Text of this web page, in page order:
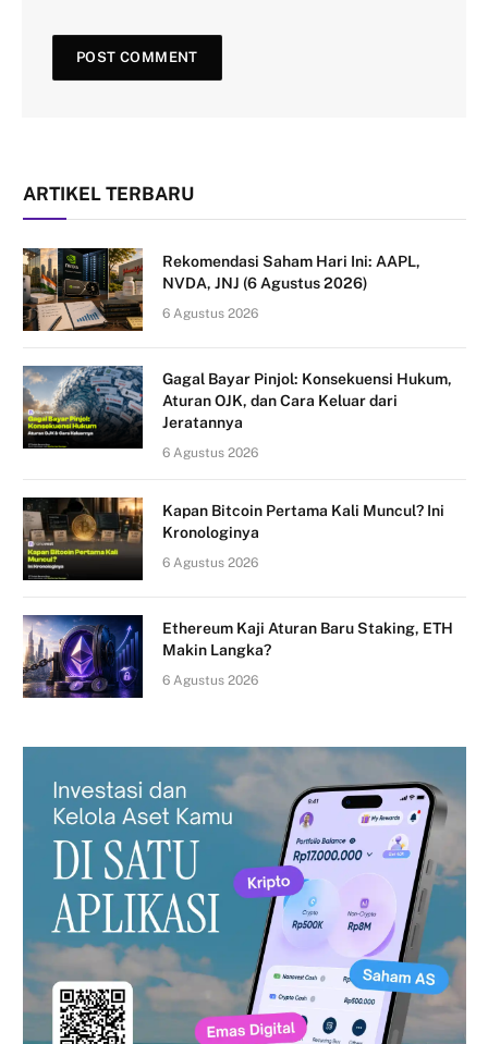
ARTIKEL TERBARU
Rekomendasi Saham Hari Ini: AAPL,
NVDA, JNJ (6 Agustus 2026)
6 Agustus 2026
Gagal Bayar Pinjol: Konsekuensi Hukum,
Aturan OJK, dan Cara Keluar dari
Jeratannya
6 Agustus 2026
Kapan Bitcoin Pertama Kali Muncul? Ini
Kronologinya
6 Agustus 2026
Ethereum Kaji Aturan Baru Staking, ETH
Makin Langka?
6 Agustus 2026